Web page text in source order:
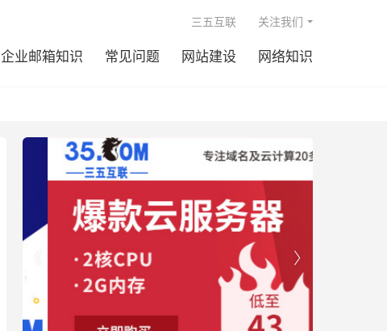
企业邮箱知识 常见问题 网站建设 网络知识
三五互联 关注我们
